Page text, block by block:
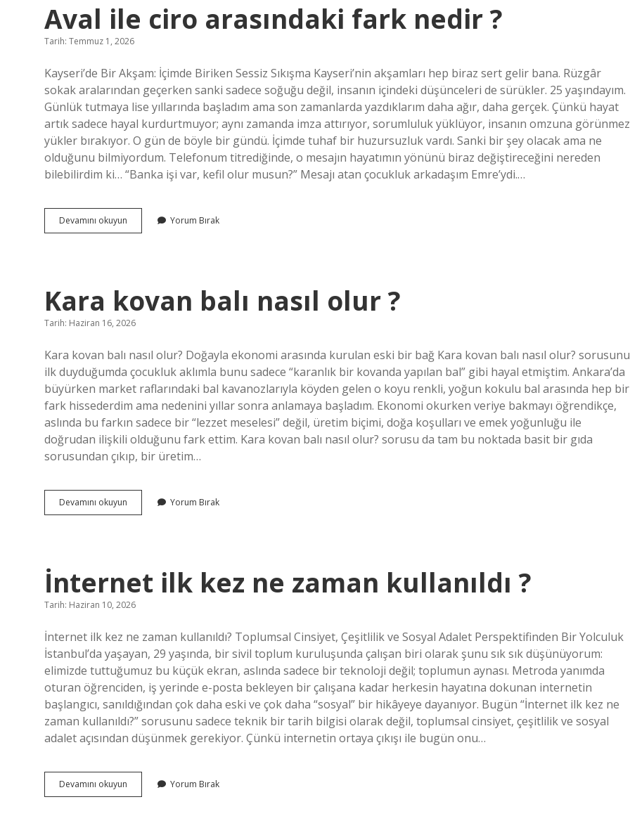
Aval ile ciro arasındaki fark nedir ?
Tarih: Temmuz 1, 2026
Kayseri’de Bir Akşam: İçimde Biriken Sessiz Sıkışma Kayseri’nin akşamları hep biraz sert gelir bana. Rüzgâr
sokak aralarından geçerken sanki sadece soğuğu değil, insanın içindeki düşünceleri de sürükler. 25 yaşındayım.
Günlük tutmaya lise yıllarında başladım ama son zamanlarda yazdıklarım daha ağır, daha gerçek. Çünkü hayat
artık sadece hayal kurdurtmuyor; aynı zamanda imza attırıyor, sorumluluk yüklüyor, insanın omzuna görünmez
yükler bırakıyor. O gün de böyle bir gündü. İçimde tuhaf bir huzursuzluk vardı. Sanki bir şey olacak ama ne
olduğunu bilmiyordum. Telefonum titrediğinde, o mesajın hayatımın yönünü biraz değiştireceğini nereden
bilebilirdim ki… “Banka işi var, kefil olur musun?” Mesajı atan çocukluk arkadaşım Emre’ydi.…
Devamını okuyun
ile
?
Yorum Bırak
Kara kovan balı nasıl olur ?
Tarih: Haziran 16, 2026
Kara kovan balı nasıl olur? Doğayla ekonomi arasında kurulan eski bir bağ Kara kovan balı nasıl olur? sorusunu
ilk duyduğumda çocukluk aklımla bunu sadece “karanlık bir kovanda yapılan bal” gibi hayal etmiştim. Ankara’da
büyürken market raflarındaki bal kavanozlarıyla köyden gelen o koyu renkli, yoğun kokulu bal arasında hep bir
fark hissederdim ama nedenini yıllar sonra anlamaya başladım. Ekonomi okurken veriye bakmayı öğrendikçe,
aslında bu farkın sadece bir “lezzet meselesi” değil, üretim biçimi, doğa koşulları ve emek yoğunluğu ile
doğrudan ilişkili olduğunu fark ettim. Kara kovan balı nasıl olur? sorusu da tam bu noktada basit bir gıda
sorusundan çıkıp, bir üretim…
Devamını okuyun
kovan
Yorum Bırak
İnternet ilk kez ne zaman kullanıldı ?
Tarih: Haziran 10, 2026
İnternet ilk kez ne zaman kullanıldı? Toplumsal Cinsiyet, Çeşitlilik ve Sosyal Adalet Perspektifinden Bir Yolculuk
İstanbul’da yaşayan, 29 yaşında, bir sivil toplum kuruluşunda çalışan biri olarak şunu sık sık düşünüyorum:
elimizde tuttuğumuz bu küçük ekran, aslında sadece bir teknoloji değil; toplumun aynası. Metroda yanımda
oturan öğrenciden, iş yerinde e-posta bekleyen bir çalışana kadar herkesin hayatına dokunan internetin
başlangıcı, sanıldığından çok daha eski ve çok daha “sosyal” bir hikâyeye dayanıyor. Bugün “İnternet ilk kez ne
zaman kullanıldı?” sorusunu sadece teknik bir tarih bilgisi olarak değil, toplumsal cinsiyet, çeşitlilik ve sosyal
adalet açısından düşünmek gerekiyor. Çünkü internetin ortaya çıkışı ile bugün onu…
Devamını okuyun
ilk
Yorum Bırak